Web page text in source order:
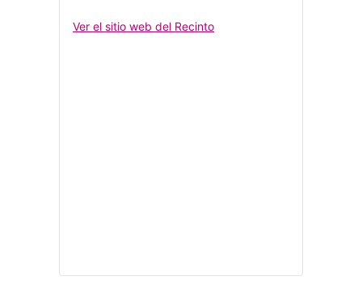
Ver el sitio web del Recinto